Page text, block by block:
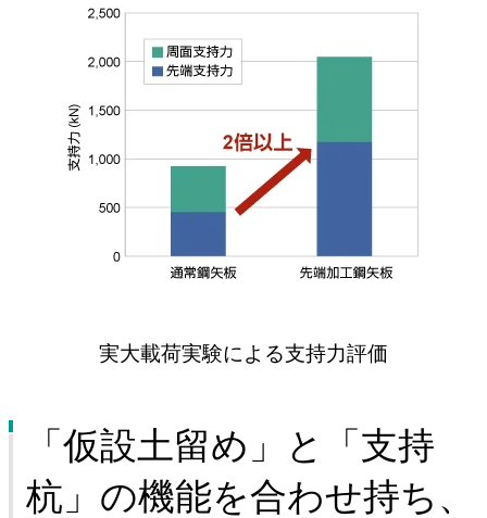
実大載荷実験による支持力評価
「仮設土留め」と「支持
杭」の機能を合わせ持ち、